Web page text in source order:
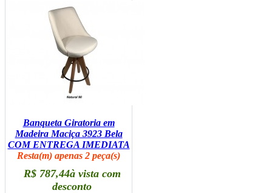
Banqueta Giratoria em
Madeira Maciça 3923 Bela
COM ENTREGA IMEDIATA
Resta(m) apenas 2 peça(s)
R$ 787,44à vista com
desconto